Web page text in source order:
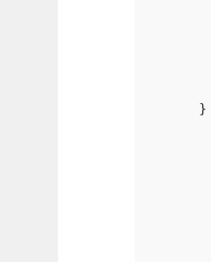
        }